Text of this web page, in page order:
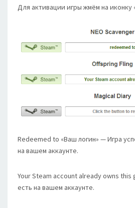
Для активации игры жмём на иконку
Redeemed to «Ваш логин» — Игра
на вашем аккаунте.
Your Steam account already owns this
есть на вашем аккаунте.